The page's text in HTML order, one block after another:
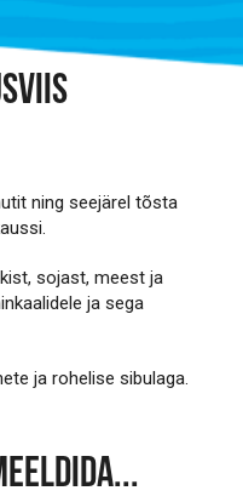
ning seejärel tõsta
sojast, meest ja
ja sega
ja rohelise sibulaga.